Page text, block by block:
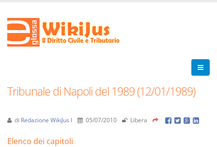
Tribunale di Napoli del 1989 (12/01/1989)
di Redazione WikiJus I 05/07/2010 Libera
Elenco dei capitoli